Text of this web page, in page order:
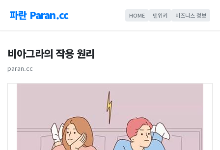
파란 Paran.cc HOME 맨위키 비즈니스 정보
비아그라의 작용 원리
paran.cc